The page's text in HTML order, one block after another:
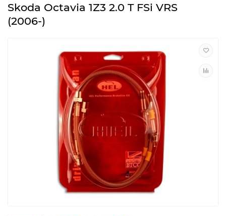
Skoda Octavia 1Z3 2.0 T FSi VRS
(2006-)